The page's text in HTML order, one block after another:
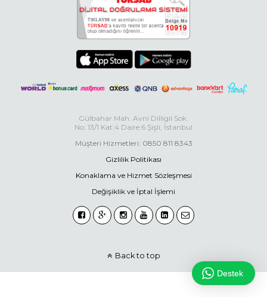
Gülbahar Mah. Avni Dilligil Sok.
No: 13/1 Kat:4 Daire:6 Şişli, İstanbul
Müşteri Hizmetleri: 0850 811 8343
Gizlilik Politikası
Konaklama ve Hizmet Sözleşmesi
Değişiklik ve İptal İşlemi
Back to top
Destek